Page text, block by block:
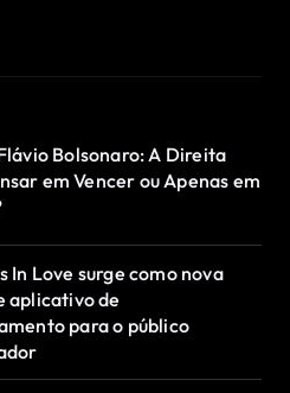
Bolsonaro: A Direita
em Vencer ou Apenas em
In Love surge como nova
aplicativo de
para o público